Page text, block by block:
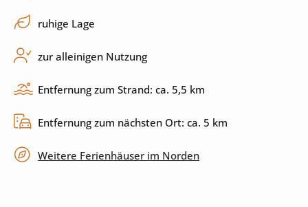
Außenbereich
Sonnenliegen Grill
ruhige Lage
zur alleinigen Nutzung
Entfernung zum Strand: ca. 5,5 km
Entfernung zum nächsten Ort: ca. 5 km
Weitere Ferienhäuser im Norden